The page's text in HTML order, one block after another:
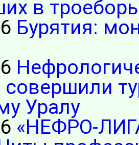
в
Бурятия:
совершили
Уралу
«НЕФРО-